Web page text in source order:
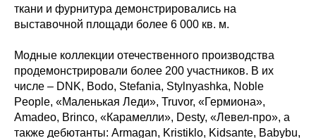
ткани и фурнитура демонстрировались на
выставочной площади более 6 000 кв. м.
Модные коллекции отечественного производства
продемонстрировали более 200 участников. В их
числе – DNK, Bodo, Stefania, Stylnyashka, Noble
People, «Маленькая Леди», Truvor, «Гермиона»,
Amadeo, Brinco, «Карамелли», Desty, «Левел-про», а
также дебютанты: Armagan, Kristiklo, Kidsante, Babybu,